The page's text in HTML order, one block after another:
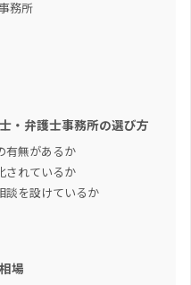
務所
・弁護士事務所の選び方
有無があるか
されているか
談を設けているか
場